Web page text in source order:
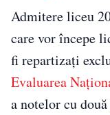
Admitere liceu
care vor începe
fi repartizați
Evaluarea
a notelor cu